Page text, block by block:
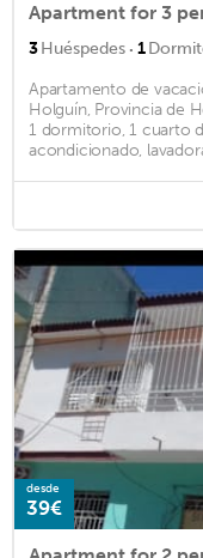
Apartment for 3
3Huéspedes · 1
Apartamento de
Holguín, Provincia de
1 dormitorio, 1 cuarto
acondicionado,
desde
39€